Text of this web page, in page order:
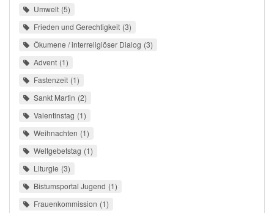
Umwelt 5
Frieden und Gerechtigkeit 3
Ökumene / interreligiöser Dialog 3
Advent 1
Fastenzeit 1
Sankt Martin 2
Valentinstag 1
Weihnachten 1
Weltgebetstag 1
Liturgie 3
Bistumsportal Jugend 1
Frauenkommission 1